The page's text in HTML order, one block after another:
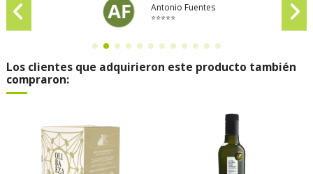
Antonio Fuentes
⭐⭐⭐⭐⭐
Los clientes que adquirieron este producto también
compraron: